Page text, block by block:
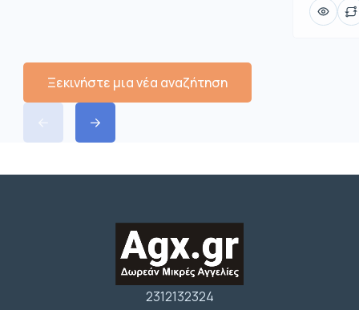
Ξεκινήστε μια νέα αναζήτηση
2312132324